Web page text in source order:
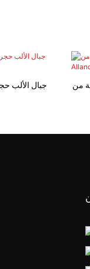
جبال الألب
من